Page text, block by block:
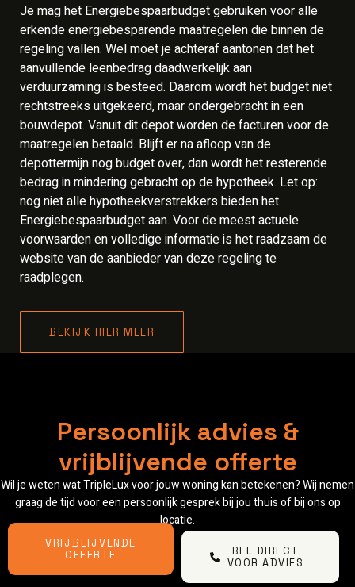
Je mag het Energiebespaarbudget gebruiken voor alle
erkende energiebesparende maatregelen die binnen de
regeling vallen. Wel moet je achteraf aantonen dat het
aanvullende leenbedrag daadwerkelijk aan
verduurzaming is besteed. Daarom wordt het budget niet
rechtstreeks uitgekeerd, maar ondergebracht in een
bouwdepot. Vanuit dit depot worden de facturen voor de
maatregelen betaald. Blijft er na afloop van de
depottermijn nog budget over, dan wordt het resterende
bedrag in mindering gebracht op de hypotheek. Let op:
nog niet alle hypotheekverstrekkers bieden het
Energiebespaarbudget aan. Voor de meest actuele
voorwaarden en volledige informatie is het raadzaam de
website van de aanbieder van deze regeling te
raadplegen.
BEKIJK HIER MEER
Persoonlijk advies &
vrijblijvende offerte
Wil je weten wat TripleLux voor jouw woning kan betekenen? Wij nemen
graag de tijd voor een persoonlijk gesprek bij jou thuis of bij ons op
locatie.
VRIJBLIJVENDE
OFFERTE
BEL DIRECT
VOOR ADVIES